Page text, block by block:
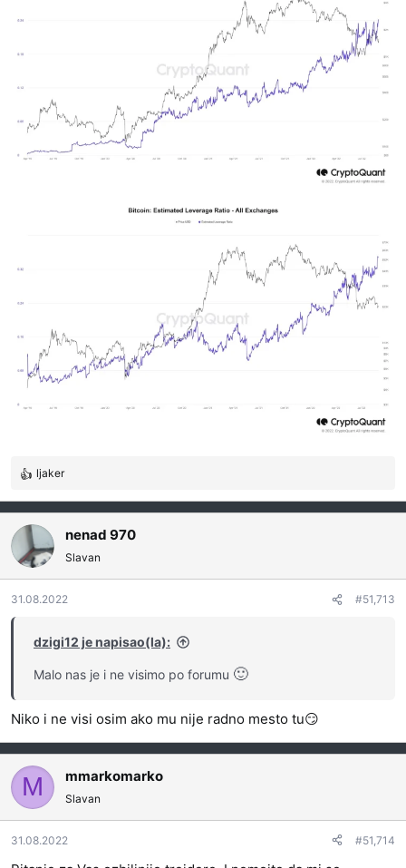
R
e
a
g
v
a
n
ljaker
nenad 970
Slavan
31.08.2022 #51,713
dzigi12 je napisao(la):
Malo nas je i ne visimo po forumu 🙂
Niko i ne visi osim ako mu nije radno mesto tu😏
M mmarkomarko
Slavan
31.08.2022 #51,714